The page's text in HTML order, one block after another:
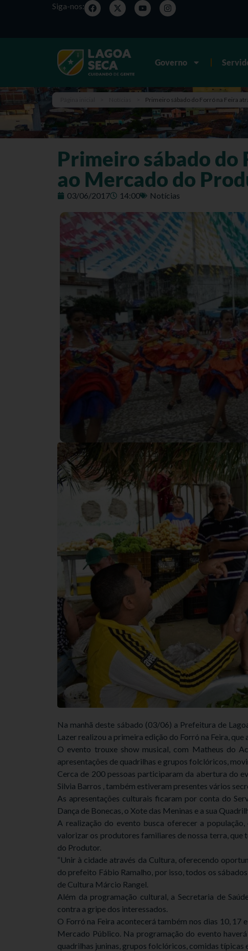
Siga-nos:
Governo
Primeiro sábado do Forró na Feira
Primeiro sábado do
ao Mercado do
03/06/2017 14:00 Notícias
Na manhã deste sábado (03/06) a Prefeitura de
Lazer realizou a primeira edição do Forró na Feira,
O evento trouxe show musical, com Matheus do
apresentações de quadrilhas e grupos folclóricos,
Cerca de 200 pessoas participaram da abertura do
Silvia Barros , também estiveram presentes vários
As apresentações culturais ficaram por conta do
Dança de Bonecas, o Xote das Meninas e a sua
A realização do evento busca oferecer a
valorizar os produtores familiares de nossa terra,
do Produtor.
“Unir à cidade através da Cultura, oferecendo
do prefeito Fábio Ramalho, por isso, todos os
de Cultura Márcio Rangel.
Além da programação cultural, a Secretaria de
contra a gripe dos interessados.
O Forró na Feira acontecerá também nos dias 10, 17
Mercado Público. Na programação do evento
quadrilhas juninas, grupos folclóricos, comidas típicas